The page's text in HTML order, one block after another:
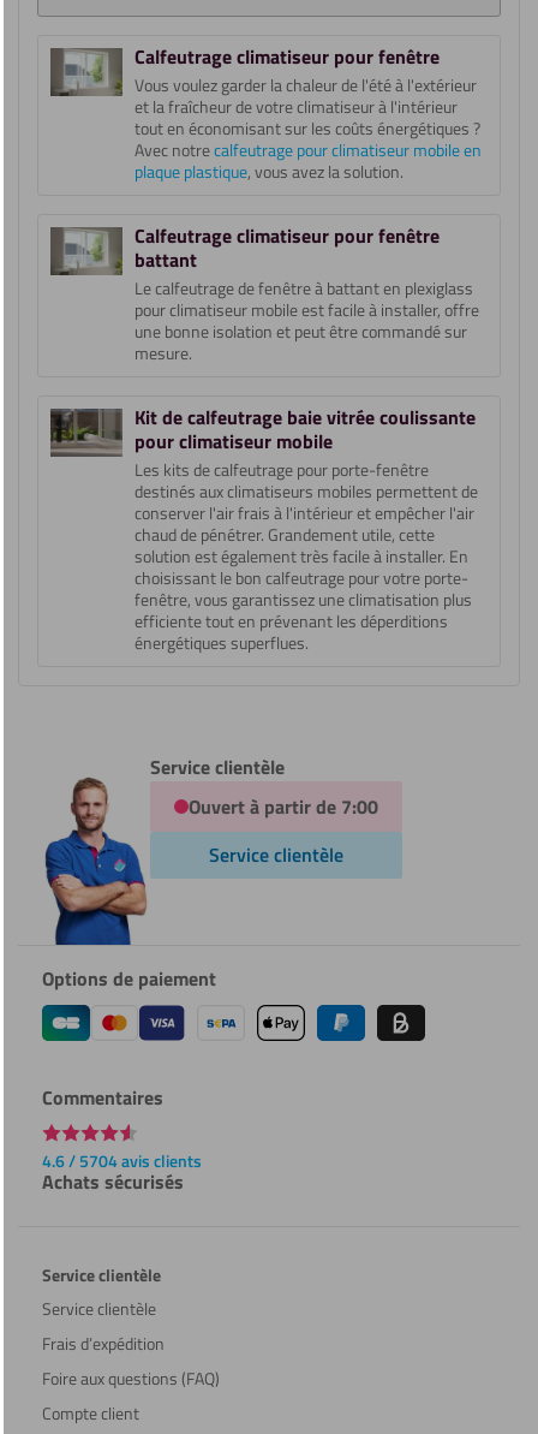
Calfeutrage climatiseur pour fenêtre
Vous voulez garder la chaleur de l'été à l'extérieur
et la fraîcheur de votre climatiseur à l'intérieur
tout en économisant sur les coûts énergétiques ?
Avec notrecalfeutrage pour climatiseur mobile en
plaque plastique, vous avez la solution.
Calfeutrage climatiseur pour fenêtre
battant
Le calfeutrage de fenêtre à battant en plexiglass
pour climatiseur mobile est facile à installer, offre
une bonne isolation et peut être commandé sur
mesure.
Kit de calfeutrage baie vitrée coulissante
pour climatiseur mobile
Les kits de calfeutrage pour porte-fenêtre
destinés aux climatiseurs mobiles permettent de
conserver l'air frais à l'intérieur et empêcher l'air
chaud de pénétrer. Grandement utile, cette
solution est également très facile à installer. En
choisissant le bon calfeutrage pour votre porte-
fenêtre, vous garantissez une climatisation plus
efficiente tout en prévenant les déperditions
énergétiques superflues.
Service clientèle
Ouvert à partir de 7:00
Service clientèle
Options de paiement
Commentaires
4.6 / 5704 avis clients
Achats sécurisés
Service clientèle
Service clientèle
Frais d’expédition
Foire aux questions (FAQ)
Compte client